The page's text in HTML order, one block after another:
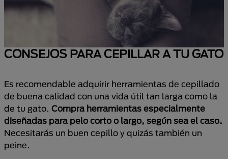
CONSEJOS PARA CEPILLAR A TU GATO
Es recomendable adquirir herramientas de cepillado
de buena calidad con una vida útil tan larga como la
de tu gato. Compra herramientas especialmente
diseñadas para pelo corto o largo, según sea el caso.
Necesitarás un buen cepillo y quizás también un
peine.